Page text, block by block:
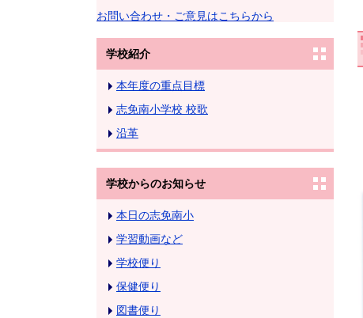
お問い合わせ・ご意見はこちらから
学校紹介
本年度の重点目標
志免南小学校 校歌
沿革
学校からのお知らせ
本日の志免南小
学習動画など
学校便り
保健便り
図書便り